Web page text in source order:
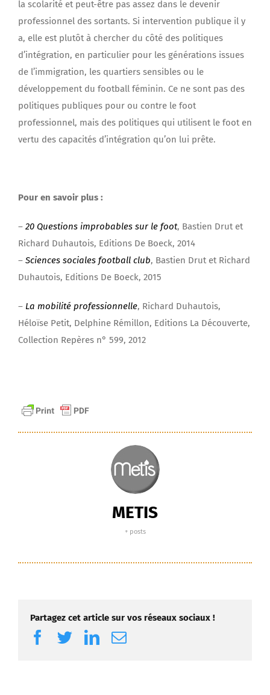
la scolarité et peut-être pas assez dans le devenir
professionnel des sortants. Si intervention publique il y
a, elle est plutôt à chercher du côté des politiques
d’intégration, en particulier pour les générations issues
de l’immigration, les quartiers sensibles ou le
développement du football féminin. Ce ne sont pas des
politiques publiques pour ou contre le foot
professionnel, mais des politiques qui utilisent le foot en
vertu des capacités d’intégration qu’on lui prête.
Pour en savoir plus :
– 20 Questions improbables sur le foot, Bastien Drut et
Richard Duhautois, Editions De Boeck, 2014
– Sciences sociales football club, Bastien Drut et Richard
Duhautois, Editions De Boeck, 2015
– La mobilité professionnelle, Richard Duhautois,
Héloïse Petit, Delphine Rémillon, Editions La Découverte,
Collection Repères n° 599, 2012
METIS
+ posts
Partagez cet article sur vos réseaux sociaux !
Facebook
TwitterLinkedIn
Email